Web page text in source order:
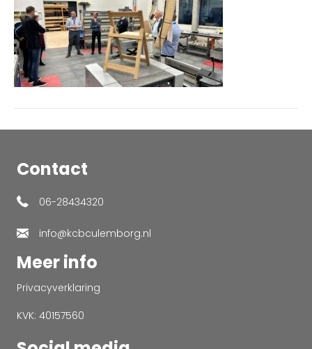
Contact
06-28434320
info@kcbculemborg.nl
Meer info
Privacyverklaring
KVK: 40157560